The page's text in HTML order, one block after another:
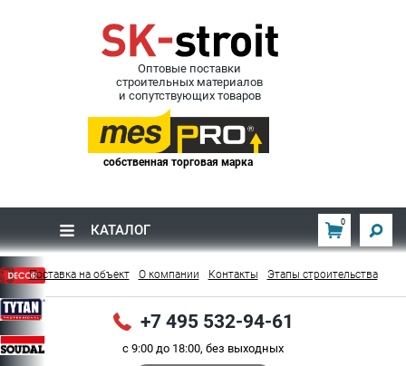
Оптовые поставки
строительных материалов
и сопутствующих товаров
собственная торговая марка
КАТАЛОГ 0
Поставка на объект О компании Контакты Этапы строительства
+7 495 532-94-61
с 9:00 до 18:00, без выходных